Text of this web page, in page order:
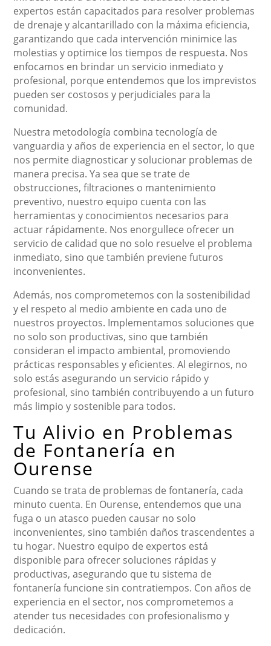
expertos están capacitados para resolver problemas
de drenaje y alcantarillado con la máxima eficiencia,
garantizando que cada intervención minimice las
molestias y optimice los tiempos de respuesta. Nos
enfocamos en brindar un servicio inmediato y
profesional, porque entendemos que los imprevistos
pueden ser costosos y perjudiciales para la
comunidad.
Nuestra metodología combina tecnología de
vanguardia y años de experiencia en el sector, lo que
nos permite diagnosticar y solucionar problemas de
manera precisa. Ya sea que se trate de
obstrucciones, filtraciones o mantenimiento
preventivo, nuestro equipo cuenta con las
herramientas y conocimientos necesarios para
actuar rápidamente. Nos enorgullece ofrecer un
servicio de calidad que no solo resuelve el problema
inmediato, sino que también previene futuros
inconvenientes.
Además, nos comprometemos con la sostenibilidad
y el respeto al medio ambiente en cada uno de
nuestros proyectos. Implementamos soluciones que
no solo son productivas, sino que también
consideran el impacto ambiental, promoviendo
prácticas responsables y eficientes. Al elegirnos, no
solo estás asegurando un servicio rápido y
profesional, sino también contribuyendo a un futuro
más limpio y sostenible para todos.
Tu Alivio en Problemas
de Fontanería en
Ourense
Cuando se trata de problemas de fontanería, cada
minuto cuenta. En Ourense, entendemos que una
fuga o un atasco pueden causar no solo
inconvenientes, sino también daños trascendentes a
tu hogar. Nuestro equipo de expertos está
disponible para ofrecer soluciones rápidas y
productivas, asegurando que tu sistema de
fontanería funcione sin contratiempos. Con años de
experiencia en el sector, nos comprometemos a
atender tus necesidades con profesionalismo y
dedicación.